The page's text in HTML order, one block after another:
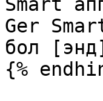
Ger
бол
{%